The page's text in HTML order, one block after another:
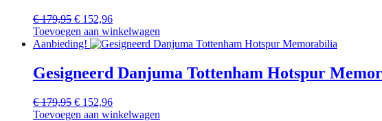
€179,95 Oorspronkelijke
prijs
was:
€ 152,96Huidige
prijs
is:
Toevoegen aan winkelwagen
Aanbieding!
Gesigneerd Danjuma Tottenham Hotspur
€179,95 Oorspronkelijke
prijs
€ 152,96Huidige
prijs
Toevoegen aan winkelwagen